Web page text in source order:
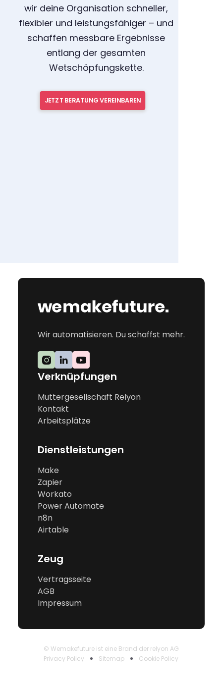
wir deine Organisation schneller,
flexibler und leistungsfähiger – und
schaffen messbare Ergebnisse
entlang der gesamten
Wetschöpfungskette.
JETZT BERATUNG VEREINBAREN
Wir automatisieren. Du schaffst mehr.
Verknüpfungen
Muttergesellschaft Relyon
Kontakt
Arbeitsplätze
Dienstleistungen
Make
Zapier
Workato
Power Automate
n8n
Airtable
Zeug
Vertragsseite
AGB
Impressum
© Wemakefuture ist eine Brand der relyon AG
Privacy Policy
Sitemap Cookie Policy